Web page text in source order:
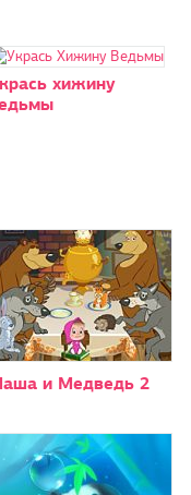
хижину
и Медведь 2